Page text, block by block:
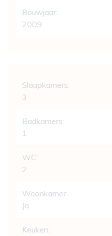
Bouwjaar:
2009
Slaapkamers:
3
Badkamers:
1
WC:
2
Woonkamer:
Ja
Keuken: